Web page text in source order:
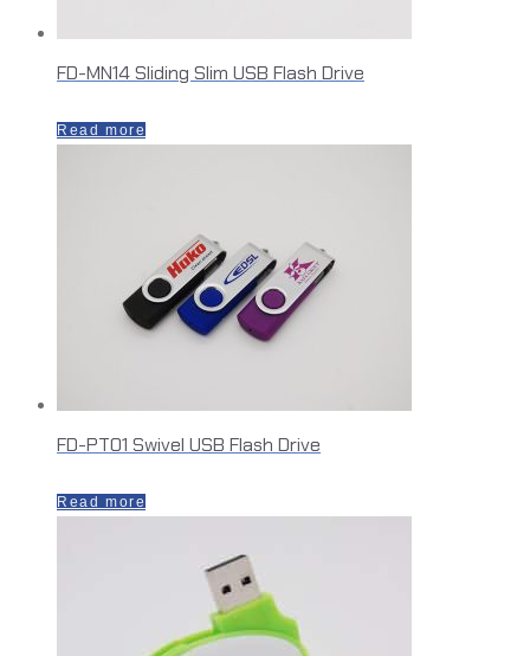
FD-MN14 Sliding Slim USB Flash Drive
Read more
FD-PT01 Swivel USB Flash Drive
Read more